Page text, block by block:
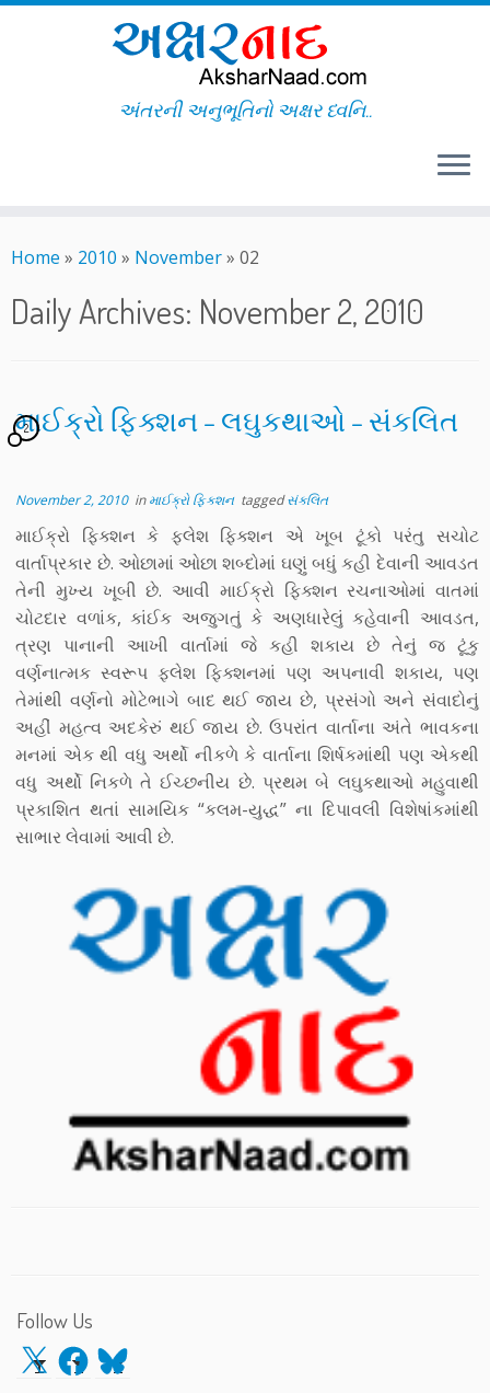
to
અંતરની અનુભૂતિનો અક્ષર ધ્વનિ..
Home » 2010 » November» 02
Daily Archives: November 2, 2010
માઈક્રો ફિક્શન – લઘુકથાઓ – સંકલિત
2
November 2, 2010inમાઈક્રો ફિક્શન taggedસંકલિત
માઈક્રો ફિક્શન કે ફ્લેશ ફિક્શન એ ખૂબ ટૂંકો પરંતુ સચોટ
વાર્તાપ્રકાર છે. ઓછામાં ઓછા શબ્દોમાં ઘણું બધું કહી દેવાની આવડત
તેની મુખ્ય ખૂબી છે. આવી માઈક્રો ફિક્શન રચનાઓમાં વાતમાં
ચોટદાર વળાંક, કાંઈક અજુગતું કે અણધારેલું કહેવાની આવડત,
ત્રણ પાનાની આખી વાર્તામાં જે કહી શકાય છે તેનું જ ટૂંકુ
વર્ણનાત્મક સ્વરૂપ ફ્લેશ ફિક્શનમાં પણ અપનાવી શકાય, પણ
તેમાંથી વર્ણનો મોટેભાગે બાદ થઈ જાય છે, પ્રસંગો અને સંવાદોનું
અહીં મહત્વ અદકેરું થઈ જાય છે. ઉપરાંત વાર્તાના અંતે ભાવકના
મનમાં એક થી વધુ અર્થો નીકળે કે વાર્તાના શિર્ષકમાંથી પણ એકથી
વધુ અર્થો નિકળે તે ઈચ્છનીય છે. પ્રથમ બે લઘુકથાઓ મહુવાથી
પ્રકાશિત થતાં સામયિક “કલમ-યુદ્ધ” ના દિપાવલી વિશેષાંકમાંથી
સાભાર લેવામાં આવી છે.
Follow Us
X Facebook
Bluesky